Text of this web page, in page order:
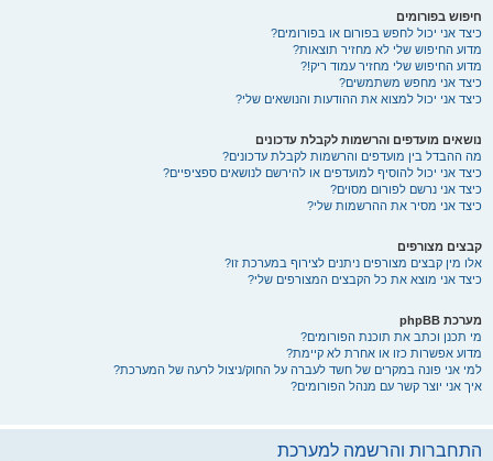
חיפוש בפורומים
כיצד אני יכול לחפש בפורום או בפורומים?
מדוע החיפוש שלי לא מחזיר תוצאות?
מדוע החיפוש שלי מחזיר עמוד ריק!?
כיצד אני מחפש משתמשים?
כיצד אני יכול למצוא את ההודעות והנושאים שלי?
נושאים מועדפים והרשמות לקבלת עדכונים
מה ההבדל בין מועדפים והרשמות לקבלת עדכונים?
כיצד אני יכול להוסיף למועדפים או להירשם לנושאים ספציפיים?
כיצד אני נרשם לפורום מסוים?
כיצד אני מסיר את ההרשמות שלי?
קבצים מצורפים
אלו מין קבצים מצורפים ניתנים לצירוף במערכת זו?
כיצד אני מוצא את כל הקבצים המצורפים שלי?
מערכת phpBB
מי תכנן וכתב את תוכנת הפורומים?
מדוע אפשרות כזו או אחרת לא קיימת?
למי אני פונה במקרים של חשד לעברה על החוק/ניצול לרעה של המערכת?
איך אני יוצר קשר עם מנהל הפורומים?
התחברות והרשמה למערכת